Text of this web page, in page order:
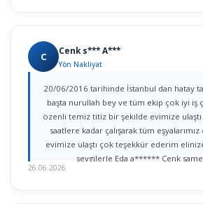
C Cenk s*** A***
Yön Nakliyat
20/06/2016 tarihinde İstanbul dan hatay
başta nurullah bey ve tüm ekip çok iyi iş
özenli temiz titiz bir şekilde evimize
saatlere kadar çalışarak tüm
evimize ulaştı çok teşekkür ederim
sevgilerle Eda a****** Cenk
26.06.2026